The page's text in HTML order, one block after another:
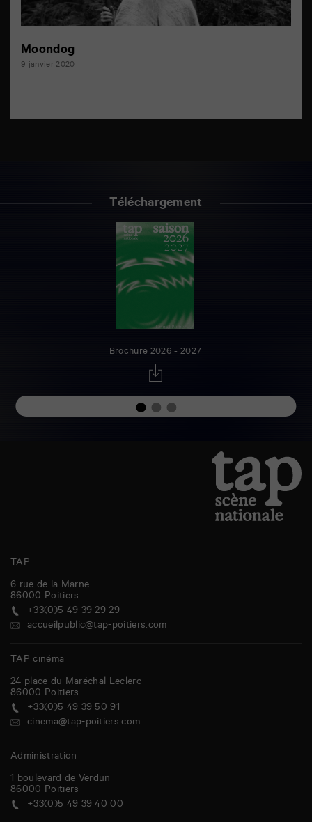
Moondog
9 janvier 2020
Téléchargement
Brochure 2026 - 2027
TAP
6 rue de la Marne
86000 Poitiers
+33(0)5 49 39 29 29
accueilpublic@tap-poitiers.com
TAP cinéma
24 place du Maréchal Leclerc
86000 Poitiers
+33(0)5 49 39 50 91
cinema@tap-poitiers.com
Administration
1 boulevard de Verdun
86000 Poitiers
+33(0)5 49 39 40 00